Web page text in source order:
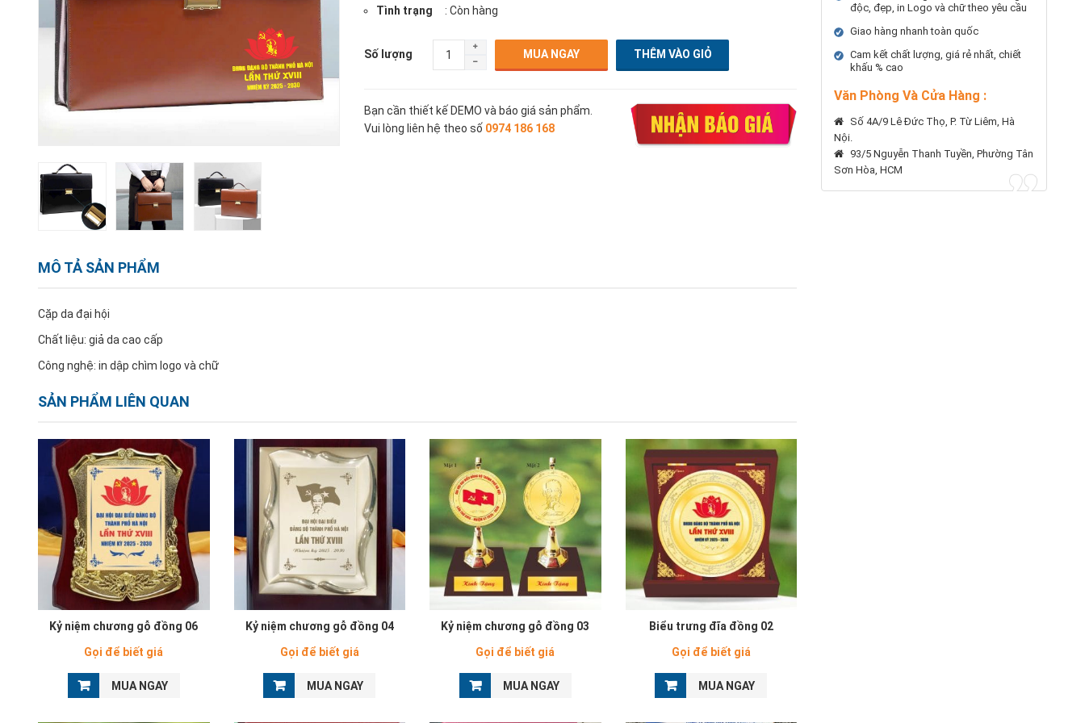
Tình trạng : Còn hàng
Số lượng MUA NGAY
Bạn cần thiết kế DEMO và báo giá sản phẩm.
Vui lòng liên hệ theo số 0974 186 168
MÔ TẢ SẢN PHẨM
Cặp da đại hội
Chất liệu: giả da cao cấp
Công nghệ: in dập chìm logo và chữ
SẢN PHẨM LIÊN QUAN
Kỷ niệm chương gỗ đồng 06
Gọi để biết giá
MUA NGAY
Kỷ niệm chương gỗ đồng 04
Gọi để biết giá
MUA NGAY
Kỷ niệm chương gỗ đồng 03
Gọi để biết giá
MUA NGAY
Biểu trưng đĩa đồng 02
Gọi để biết giá
MUA NGAY
độc, đẹp, in Logo và chữ theo yêu cầu
Giao hàng nhanh toàn quốc
Cam kết chất lượng, giá rẻ nhất, chiết
khấu % cao
Văn Phòng Và Cửa Hàng :
Số 4A/9 Lê Đức Thọ, P. Từ Liêm, Hà
Nội.
93/5 Nguyễn Thanh Tuyền, Phường Tân
Sơn Hòa, HCM